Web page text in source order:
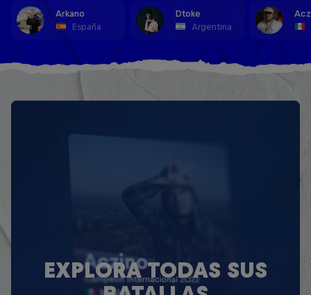
Arkano
España
Dtoke
Argentina
EXPLORA TODAS SUS